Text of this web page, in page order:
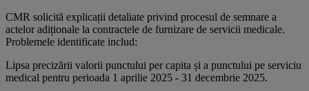
CMR solicită explicații detaliate privind procesul de semnare a
actelor adiționale la contractele de furnizare de servicii medicale.
Problemele identificate includ:
Lipsa precizării valorii punctului per capita și a punctului pe serviciu
medical pentru perioada 1 aprilie 2025 - 31 decembrie 2025.